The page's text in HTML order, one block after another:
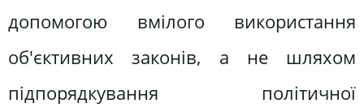
допомогою вмілого використання
об'єктивних законів, а не шляхом
підпорядкування політичної